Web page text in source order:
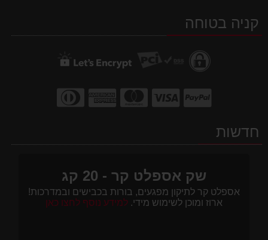
Waze
facebookקניה בטוחה
חדשות
שק אספלט קר - 20 קג
אספלט קר לתיקון מפגעים, בורות בכבישים ובמדרכות!
ארוז ומוכן לשימוש מידי. למידע נוסף לחצו כאן